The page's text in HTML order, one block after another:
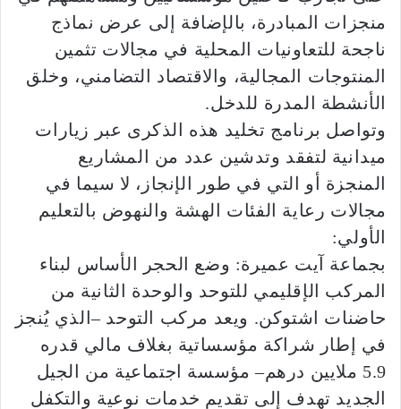
منجزات المبادرة، بالإضافة إلى عرض نماذج
ناجحة للتعاونيات المحلية في مجالات تثمين
المنتوجات المجالية، والاقتصاد التضامني، وخلق
الأنشطة المدرة للدخل.
وتواصل برنامج تخليد هذه الذكرى عبر زيارات
ميدانية لتفقد وتدشين عدد من المشاريع
المنجزة أو التي في طور الإنجاز، لا سيما في
مجالات رعاية الفئات الهشة والنهوض بالتعليم
الأولي:
بجماعة آيت عميرة: وضع الحجر الأساس لبناء
المركب الإقليمي للتوحد والوحدة الثانية من
حاضنات اشتوكن. ويعد مركب التوحد –الذي يُنجز
في إطار شراكة مؤسساتية بغلاف مالي قدره
5.9 ملايين درهم– مؤسسة اجتماعية من الجيل
الجديد تهدف إلى تقديم خدمات نوعية والتكفل